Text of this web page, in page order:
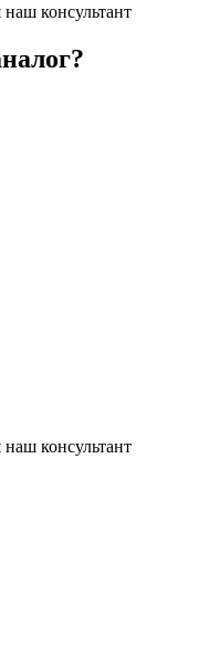
консультант
консультант